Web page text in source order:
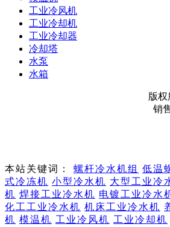
工业冷风机
工业冷却机
工业冷却器
冷却塔
水泵
水箱
版
销
本站关键词： 螺杆冷水机组 低温
式冷冻机 小型冷水机 大型工业冷
机 焊接工业冷水机 电镀工业冷水
化工工业冷水机 机床工业冷水机
机 模温机 工业冷风机 工业冷却机